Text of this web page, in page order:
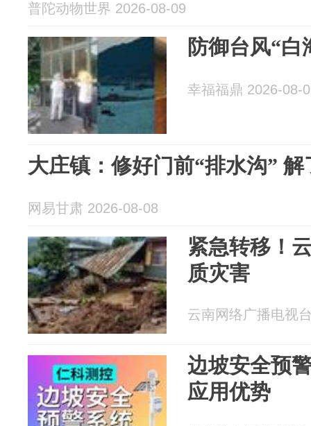
普陀动物世界 2026-08-09
防御台风“白
幸福福鼎 2026-08-
大庄镇：修好门前“排水沟”
网易甘肃 2026-08-08
紧急转移！
质灾害
云南网络广播电视
边坡安全预
应用优势